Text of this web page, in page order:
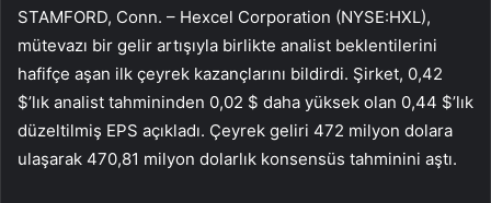
STAMFORD, Conn. – Hexcel Corporation (NYSE:HXL),
mütevazı bir gelir artışıyla birlikte analist beklentilerini
hafifçe aşan ilk çeyrek kazançlarını bildirdi. Şirket, 0,42
$’lık analist tahmininden 0,02 $ daha yüksek olan 0,44 $’lık
düzeltilmiş EPS açıkladı. Çeyrek geliri 472 milyon dolara
ulaşarak 470,81 milyon dolarlık konsensüs tahminini aştı.